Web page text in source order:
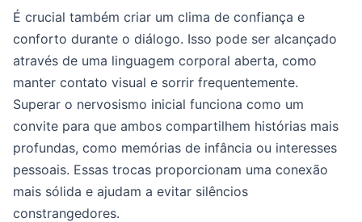
É crucial também criar um clima de confiança e
conforto durante o diálogo. Isso pode ser alcançado
através de uma linguagem corporal aberta, como
manter contato visual e sorrir frequentemente.
Superar o nervosismo inicial funciona como um
convite para que ambos compartilhem histórias mais
profundas, como memórias de infância ou interesses
pessoais. Essas trocas proporcionam uma conexão
mais sólida e ajudam a evitar silêncios
constrangedores.